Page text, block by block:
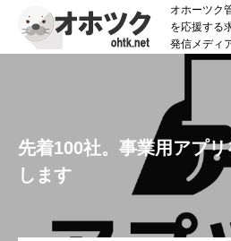
オホーツク
を応援する
発信メディ
先着100社。事業用アプ
します